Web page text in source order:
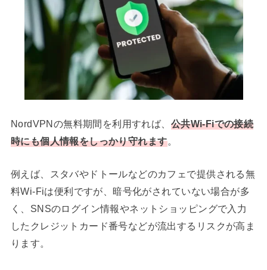
NordVPNの無料期間を利用すれば、 公共Wi-Fiでの接続
時にも個人情報をしっかり守れます。
例えば、スタバやドトールなどのカフェで提供される無
料Wi-Fiは便利ですが、暗号化がされていない場合が多
く、SNSのログイン情報やネットショッピングで入力
したクレジットカード番号などが流出するリスクが高ま
ります。